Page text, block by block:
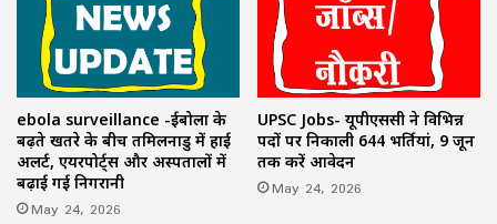
ebola surveillance -ईबोला के
बढ़ते खतरे के बीच तमिलनाडु में हाई
अलर्ट, एयरपोर्ट्स और अस्पतालों में
बढ़ाई गई निगरानी
May 24, 2026
UPSC Jobs- यूपीएससी ने विभिन्न
पदों पर निकाली 644 भर्तियां, 9 जून
तक करें आवेदन
May 24, 2026